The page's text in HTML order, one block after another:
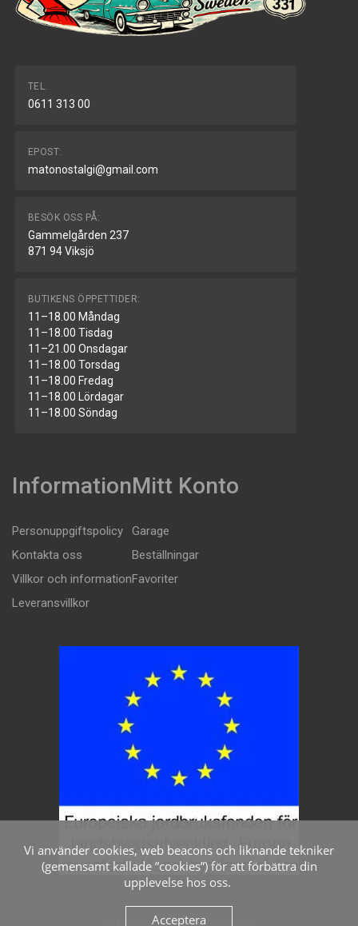
TEL.
0611 313 00
EPOST:
matonostalgi@gmail.com
BESÖK OSS PÅ:
Gammelgården 237
871 94 Viksjö
BUTIKENS ÖPPETTIDER:
11–18.00 Måndag
11–18.00 Tisdag
11–21.00 Onsdagar
11–18.00 Torsdag
11–18.00 Fredag
11–18.00 Lördagar
11–18.00 Söndag
Information
Personuppgiftspolicy
Kontakta oss
Villkor och information
Leveransvillkor
Mitt Konto
Garage
Beställningar
Favoriter
Vi använder cookies, web beacons och liknande tekniker
(gemensamt kallade ”cookies”) för att förbättra din
upplevelse hos oss.
Acceptera